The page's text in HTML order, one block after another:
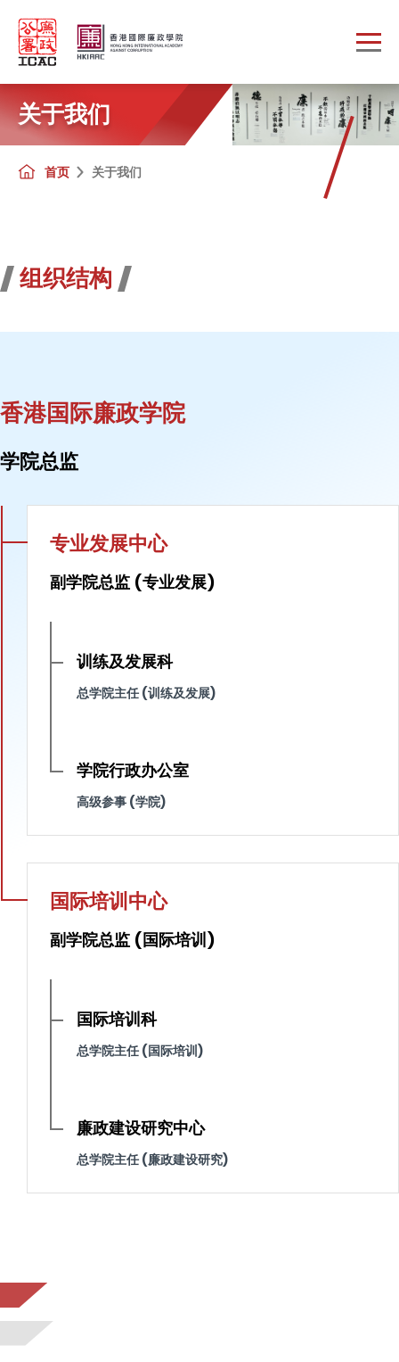
关于我们
首页 关于我们
组织结构
香港国际廉政学院
学院总监
专业发展中心
副学院总监 (专业发展)
训练及发展科
总学院主任 (训练及发展)
学院行政办公室
高级参事 (学院)
国际培训中心
副学院总监 (国际培训)
国际培训科
总学院主任 (国际培训)
廉政建设研究中心
总学院主任 (廉政建设研究)